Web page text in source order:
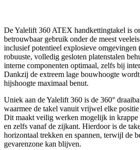
De Yalelift 360 ATEX handkettingtakel is
betrouwbaar gebruik onder de meest
inclusief potentieel explosieve
robuuste, volledig gesloten platenstalen
interne componenten optimaal, zelfs bij
Dankzij de extreem lage bouwhoogte
hijshoogte maximaal benut.
Uniek aan de Yalelift 360 is de 360°
waarmee de takel vanuit vrijwel elke
Dit maakt veilig werken mogelijk in krappe
en zelfs vanaf de zijkant. Hierdoor is de
horizontaal trekken en spannen, terwijl de
gevarenzone kan blijven.